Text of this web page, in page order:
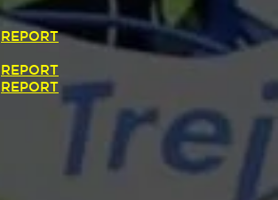
REPORT
REPORT
REPORT